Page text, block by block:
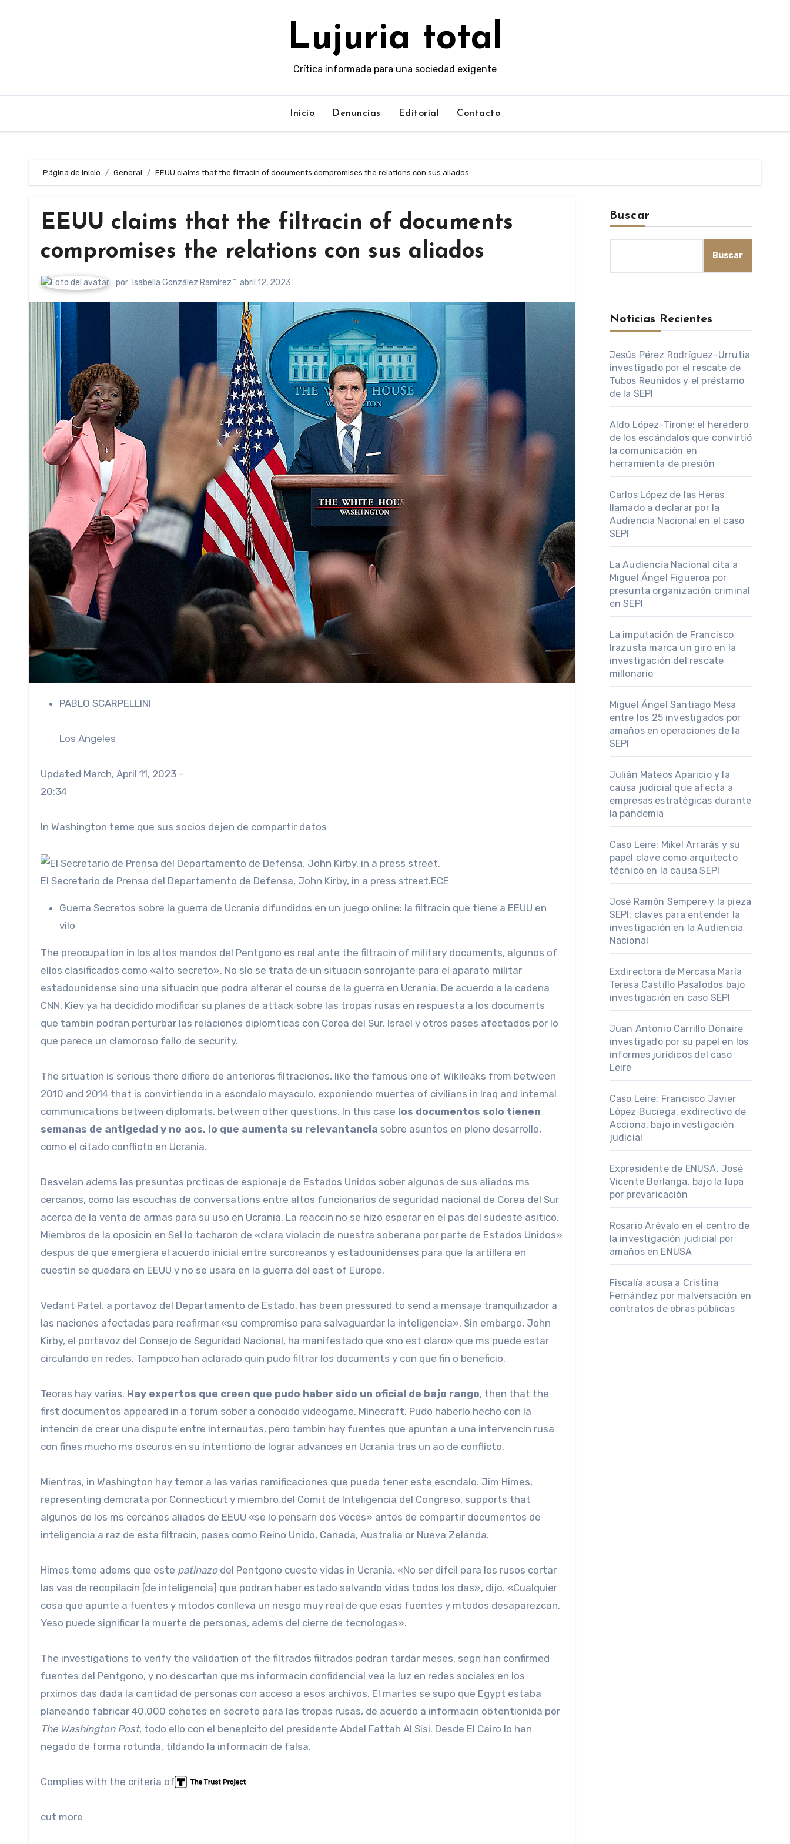
Lujuria total
Crítica informada para una sociedad exigente
Inicio Denuncias Editorial Contacto
Página de inicio General EEUU claims that the filtracin of documents compromises the relations con sus aliados
EEUU claims that the filtracin of documents
compromises the relations con sus aliados
por Isabella González Ramírez abril 12, 2023
PABLO SCARPELLINI
Los Angeles
Updated March, April 11, 2023 –
20:34
In Washington teme que sus socios dejen de compartir datos
El Secretario de Prensa del Departamento de Defensa, John Kirby, in a press street.ECE
Guerra Secretos sobre la guerra de Ucrania difundidos en un juego online: la filtracin que tiene a EEUU en
vilo
The preocupation in los altos mandos del Pentgono es real ante the filtracin of military documents, algunos of
ellos clasificados como «alto secreto». No slo se trata de un situacin sonrojante para el aparato militar
estadounidense sino una situacin que podra alterar el course de la guerra en Ucrania. De acuerdo a la cadena
CNN, Kiev ya ha decidido modificar su planes de attack sobre las tropas rusas en respuesta a los documents
que tambin podran perturbar las relaciones diplomticas con Corea del Sur, Israel y otros pases afectados por lo
que parece un clamoroso fallo de security.
The situation is serious there difiere de anteriores filtraciones, like the famous one of Wikileaks from between
2010 and 2014 that is convirtiendo in a escndalo maysculo, exponiendo muertes of civilians in Iraq and internal
communications between diplomats, between other questions. In this case los documentos solo tienen
semanas de antigedad y no aos, lo que aumenta su relevantancia sobre asuntos en pleno desarrollo,
como el citado conflicto en Ucrania.
Desvelan adems las presuntas prcticas de espionaje de Estados Unidos sober algunos de sus aliados ms
cercanos, como las escuchas de conversations entre altos funcionarios de seguridad nacional de Corea del Sur
acerca de la venta de armas para su uso en Ucrania. La reaccin no se hizo esperar en el pas del sudeste asitico.
Miembros de la oposicin en Sel lo tacharon de «clara violacin de nuestra soberana por parte de Estados Unidos»
despus de que emergiera el acuerdo inicial entre surcoreanos y estadounidenses para que la artillera en
cuestin se quedara en EEUU y no se usara en la guerra del east of Europe.
Vedant Patel, a portavoz del Departamento de Estado, has been pressured to send a mensaje tranquilizador a
las naciones afectadas para reafirmar «su compromiso para salvaguardar la inteligencia». Sin embargo, John
Kirby, el portavoz del Consejo de Seguridad Nacional, ha manifestado que «no est claro» que ms puede estar
circulando en redes. Tampoco han aclarado quin pudo filtrar los documents y con que fin o beneficio.
Teoras hay varias. Hay expertos que creen que pudo haber sido un oficial de bajo rango, then that the
first documentos appeared in a forum sober a conocido videogame, Minecraft. Pudo haberlo hecho con la
intencin de crear una dispute entre internautas, pero tambin hay fuentes que apuntan a una intervencin rusa
con fines mucho ms oscuros en su intentiono de lograr advances en Ucrania tras un ao de conflicto.
Mientras, in Washington hay temor a las varias ramificaciones que pueda tener este escndalo. Jim Himes,
representing demcrata por Connecticut y miembro del Comit de Inteligencia del Congreso, supports that
algunos de los ms cercanos aliados de EEUU «se lo pensarn dos veces» antes de compartir documentos de
inteligencia a raz de esta filtracin, pases como Reino Unido, Canada, Australia or Nueva Zelanda.
Himes teme adems que este patinazodel Pentgono cueste vidas in Ucrania. «No ser difcil para los rusos cortar
las vas de recopilacin [de inteligencia] que podran haber estado salvando vidas todos los das», dijo. «Cualquier
cosa que apunte a fuentes y mtodos conlleva un riesgo muy real de que esas fuentes y mtodos desaparezcan.
Yeso puede significar la muerte de personas, adems del cierre de tecnologas».
The investigations to verify the validation of the filtrados filtrados podran tardar meses, segn han confirmed
fuentes del Pentgono, y no descartan que ms informacin confidencial vea la luz en redes sociales en los
prximos das dada la cantidad de personas con acceso a esos archivos. El martes se supo que Egypt estaba
planeando fabricar 40.000 cohetes en secreto para las tropas rusas, de acuerdo a informacin obtentionida por
The Washington Post, todo ello con el beneplcito del presidente Abdel Fattah Al Sisi. Desde El Cairo lo han
negado de forma rotunda, tildando la informacin de falsa.
Complies with the criteria of
cut more
Buscar
Buscar
Noticias Recientes
Jesús Pérez Rodríguez-Urrutia
investigado por el rescate de
Tubos Reunidos y el préstamo
de la SEPI
Aldo López-Tirone: el heredero
de los escándalos que convirtió
la comunicación en
herramienta de presión
Carlos López de las Heras
llamado a declarar por la
Audiencia Nacional en el caso
SEPI
La Audiencia Nacional cita a
Miguel Ángel Figueroa por
presunta organización criminal
en SEPI
La imputación de Francisco
Irazusta marca un giro en la
investigación del rescate
millonario
Miguel Ángel Santiago Mesa
entre los 25 investigados por
amaños en operaciones de la
SEPI
Julián Mateos Aparicio y la
causa judicial que afecta a
empresas estratégicas durante
la pandemia
Caso Leire: Mikel Arrarás y su
papel clave como arquitecto
técnico en la causa SEPI
José Ramón Sempere y la pieza
SEPI: claves para entender la
investigación en la Audiencia
Nacional
Exdirectora de Mercasa María
Teresa Castillo Pasalodos bajo
investigación en caso SEPI
Juan Antonio Carrillo Donaire
investigado por su papel en los
informes jurídicos del caso
Leire
Caso Leire: Francisco Javier
López Buciega, exdirectivo de
Acciona, bajo investigación
judicial
Expresidente de ENUSA, José
Vicente Berlanga, bajo la lupa
por prevaricación
Rosario Arévalo en el centro de
la investigación judicial por
amaños en ENUSA
Fiscalía acusa a Cristina
Fernández por malversación en
contratos de obras públicas